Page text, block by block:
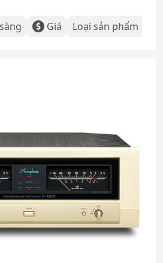
Giá Loại sản phẩm